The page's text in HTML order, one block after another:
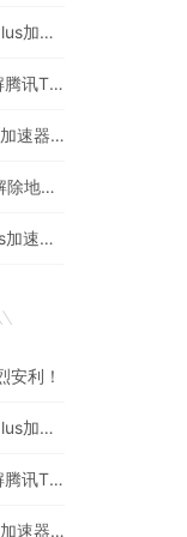
海外如何上爱奇艺看《无忧渡》：使用Malus加速器一键解除地域限制
<腾讯视频海外地区版权限制怎么办？破解腾讯TV地域限制的办法>
海外如何解锁B站（哔哩哔哩）？用Malus加速器解除地域限制，一键流畅追番
《藏海传》定档5月18日首播，海外如何解除地区限制追剧
在国外怎么看电视剧《赴山海》，用Malus加速器一键解锁地区限制
安利！
海外如何上爱奇艺看《无忧渡》：使用Malus加速器一键解除地域限制
<腾讯视频海外地区版权限制怎么办？破解腾讯TV地域限制的办法>
海外如何解锁B站（哔哩哔哩）？用Malus加速器解除地域限制，一键流畅追番